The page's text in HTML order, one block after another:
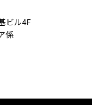
ビル4F
係